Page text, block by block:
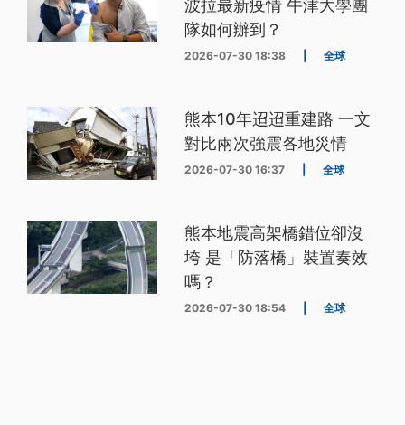
波拉最新疫情 牛津大學團
隊如何辦到？
2026-07-30 18:38 全球
熊本10年迢迢重建路 一文
對比兩次強震各地災情
2026-07-30 16:37 全球
熊本地震高架橋錯位卻沒
垮 是「防落橋」裝置奏效
嗎？
2026-07-30 18:54 全球